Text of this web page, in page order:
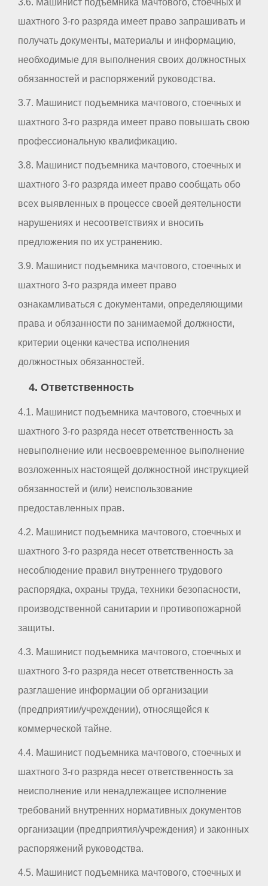
3.6. Машинист подъемника мачтового, стоечных и
шахтного 3-го разряда имеет право запрашивать и
получать документы, материалы и информацию,
необходимые для выполнения своих должностных
обязанностей и распоряжений руководства.
3.7. Машинист подъемника мачтового, стоечных и
шахтного 3-го разряда имеет право повышать свою
профессиональную квалификацию.
3.8. Машинист подъемника мачтового, стоечных и
шахтного 3-го разряда имеет право сообщать обо
всех выявленных в процессе своей деятельности
нарушениях и несоответствиях и вносить
предложения по их устранению.
3.9. Машинист подъемника мачтового, стоечных и
шахтного 3-го разряда имеет право
ознакамливаться с документами, определяющими
права и обязанности по занимаемой должности,
критерии оценки качества исполнения
должностных обязанностей.
4. Ответственность
4.1. Машинист подъемника мачтового, стоечных и
шахтного 3-го разряда несет ответственность за
невыполнение или несвоевременное выполнение
возложенных настоящей должностной инструкцией
обязанностей и (или) неиспользование
предоставленных прав.
4.2. Машинист подъемника мачтового, стоечных и
шахтного 3-го разряда несет ответственность за
несоблюдение правил внутреннего трудового
распорядка, охраны труда, техники безопасности,
производственной санитарии и противопожарной
защиты.
4.3. Машинист подъемника мачтового, стоечных и
шахтного 3-го разряда несет ответственность за
разглашение информации об организации
(предприятии/учреждении), относящейся к
коммерческой тайне.
4.4. Машинист подъемника мачтового, стоечных и
шахтного 3-го разряда несет ответственность за
неисполнение или ненадлежащее исполнение
требований внутренних нормативных документов
организации (предприятия/учреждения) и законных
распоряжений руководства.
4.5. Машинист подъемника мачтового, стоечных и